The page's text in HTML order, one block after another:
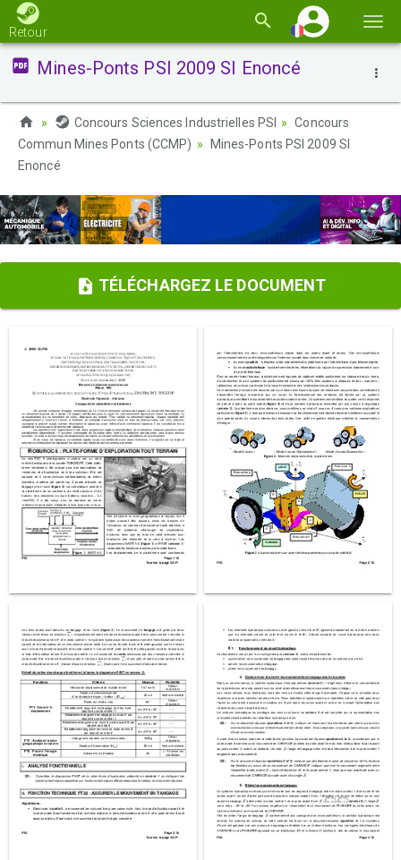
la
Retour
Mines-Ponts PSI 2009 SI Enoncé
Concours Sciences Industrielles PSI
Concours
Commun Mines Ponts (CCMP)
Mines-Ponts PSI 2009 SI
Enoncé
TÉLÉCHARGEZ LE DOCUMENT